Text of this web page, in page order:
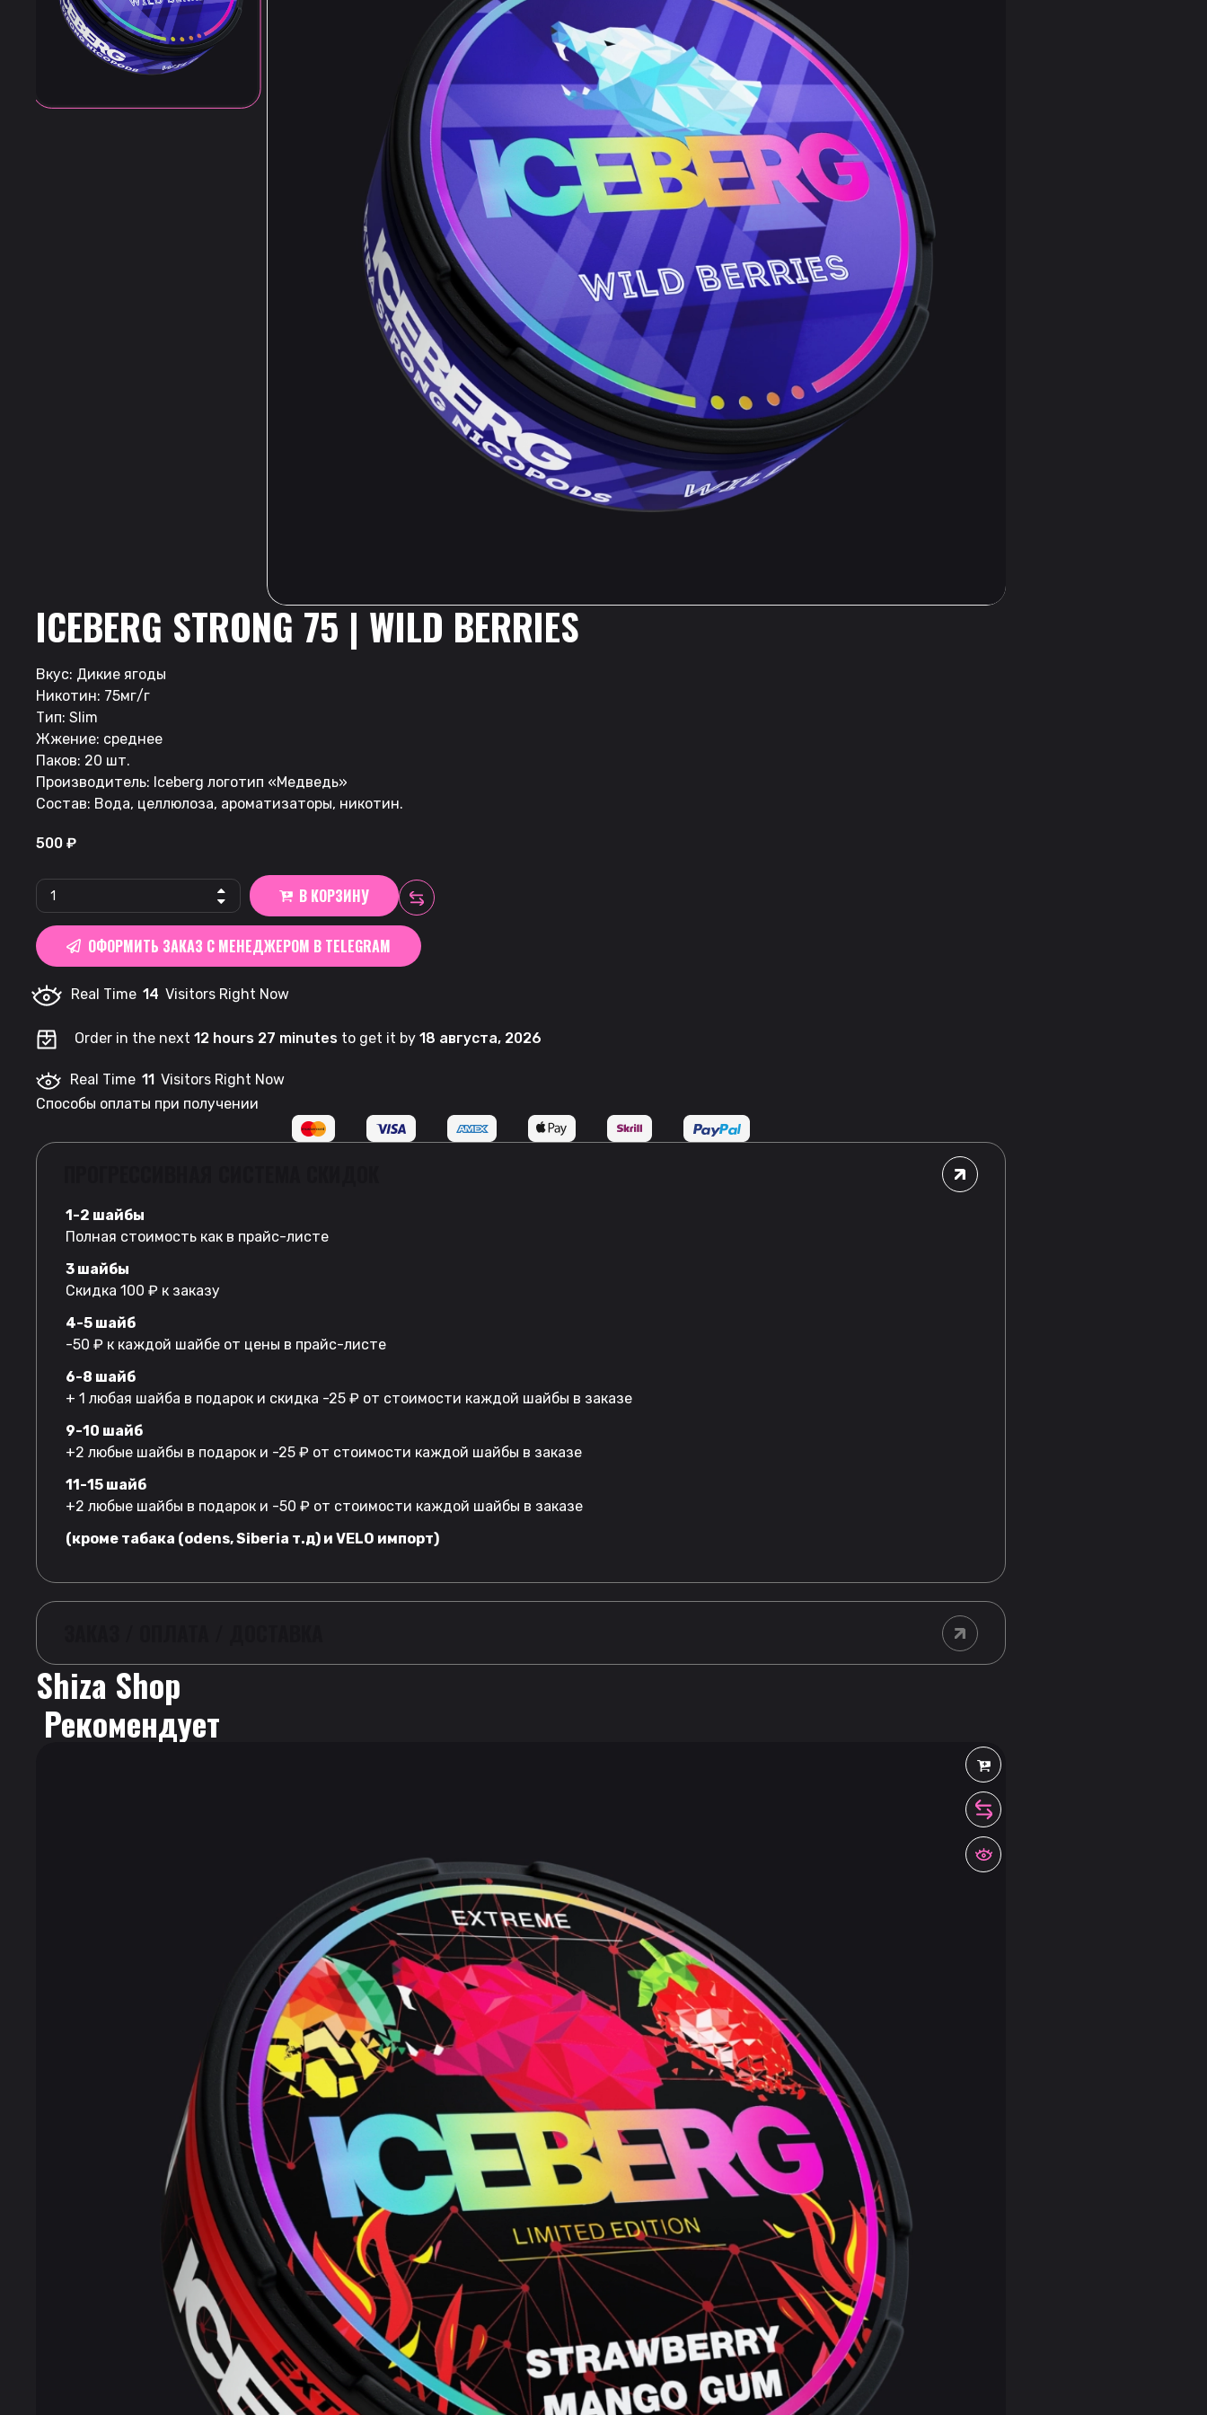
ICEBERG STRONG 75 | WILD BERRIES
Вкус: Дикие ягоды
Никотин: 75мг/г
Тип: Slim
Жжение: среднее
Паков: 20 шт.
Производитель: Iceberg логотип «Медведь»
Состав: Вода, целлюлоза, ароматизаторы, никотин.
500 ₽
ICEBERG
Strong
75
|
Berries
В КОРЗИНУ
ОФОРМИТЬ ЗАКАЗ С МЕНЕДЖЕРОМ В TELEGRAM
Real Time 14 Visitors Right Now
Order in the next 12 hours 27 minutes to get it by 18 августа, 2026
Real Time 11 Visitors Right Now
Способы оплаты при получении
1-2 шайбы
Полная стоимость как в прайс-листе
3 шайбы
Скидка 100 ₽ к заказу
4-5 шайб
-50 ₽ к каждой шайбе от цены в прайс-листе
6-8 шайб
+ 1 любая шайба в подарок и скидка -25 ₽ от стоимости каждой шайбы в заказе
9-10 шайб
+2 любые шайбы в подарок и -25 ₽ от стоимости каждой шайбы в заказе
11-15 шайб
+2 любые шайбы в подарок и -50 ₽ от стоимости каждой шайбы в заказе
(кроме табака (odens, Siberia т.д) и VELO импорт)
Shiza Shop
Рекомендует